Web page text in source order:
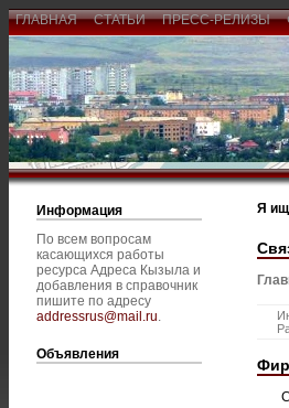
ГЛАВНАЯ СТАТЬИ ПРЕСС-РЕЛИЗЫ
Информация
По всем вопросам
касающихся работы
ресурса Адреса Кызыла и
добавления в справочник
пишите по адресу
addressrus@mail.ru.
Объявления
Я